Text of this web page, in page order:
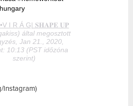
I R Á G| 𝐒𝐇𝐀𝐏𝐄 𝐔𝐏
által megosztott
Jan 21., 2020,
10:13 (PST időzóna
szerint)
Instagram)